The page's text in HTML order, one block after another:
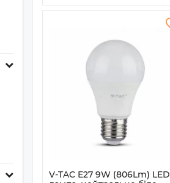
V-TAC E27 9W (806Lm) LED